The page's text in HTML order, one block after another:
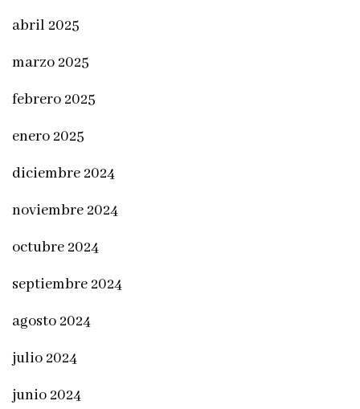
abril 2025
marzo 2025
febrero 2025
enero 2025
diciembre 2024
noviembre 2024
octubre 2024
septiembre 2024
agosto 2024
julio 2024
junio 2024